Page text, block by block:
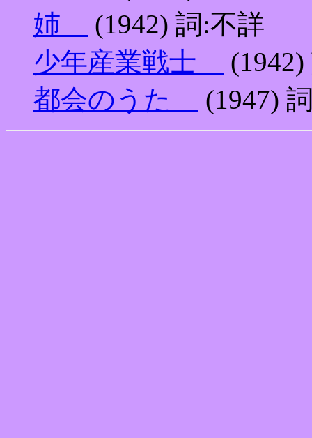
姉
(1942) 詞:不詳
少年産業戦士
都会のうた
(1947)